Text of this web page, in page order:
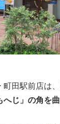
田駅前店は、
へじ」の角を